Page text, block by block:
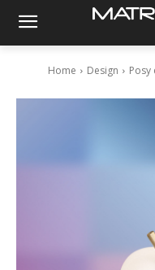
Home Design Posy